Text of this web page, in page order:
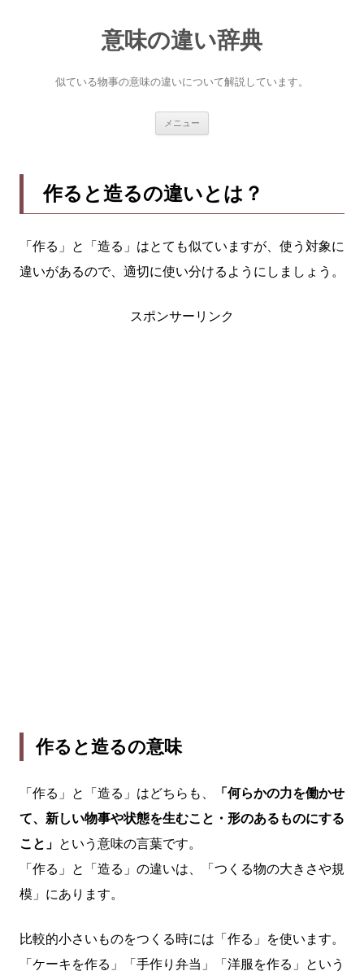
意味の違い辞典
似ている物事の意味の違いについて解説しています。
メニュー
へ
ス
作ると造るの違いとは？
「作る」と「造る」はとても似ていますが、使う対象に
違いがあるので、適切に使い分けるようにしましょう。
スポンサーリンク
作ると造るの意味
「作る」と「造る」はどちらも、
「何らかの力を働かせ
て、新しい物事や状態を生むこと・形のあるものにする
こと」 という意味の言葉です。
「作る」と「造る」の違いは、「つくる物の大きさや規
模」にあります。
比較的小さいものをつくる時には「作る」を使います。
「ケーキを作る」「手作り弁当」「洋服を作る」という